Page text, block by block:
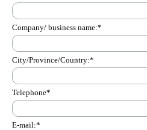
Company/ business name:*
City/Province/Country:*
Telephone*
E-mail:*